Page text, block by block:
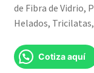
de Fibra de Vidrio,
Helados,
Cotiza aquí